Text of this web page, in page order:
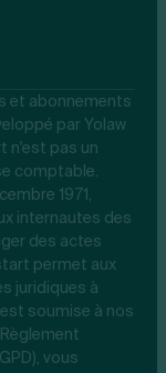
et abonnements
par Yolaw
n'est pas un
comptable.
1971,
internautes des
des actes
permet aux
juridiques à
soumise à nos
vous